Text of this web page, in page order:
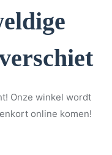
Onze winkel wordt
online komen!